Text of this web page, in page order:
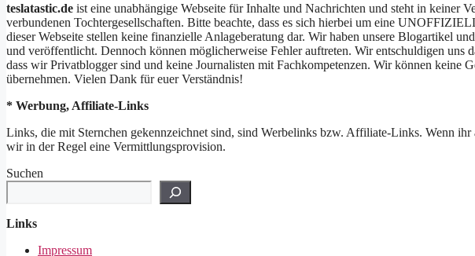
teslatastic.de ist eine unabhängige Webseite für Inhalte und Nachrichten und steht in keiner
verbundenen Tochtergesellschaften. Bitte beachte, dass es sich hierbei um eine
dieser Webseite stellen keine finanzielle Anlageberatung dar. Wir haben unsere Blogartikel
und veröffentlicht. Dennoch können möglicherweise Fehler auftreten. Wir entschuldigen uns
dass wir Privatblogger sind und keine Journalisten mit Fachkompetenzen. Wir können
übernehmen. Vielen Dank für euer Verständnis!
* Werbung, Affiliate-Links
Links, die mit Sternchen gekennzeichnet sind, sind Werbelinks bzw. Affiliate-Links. Wenn
wir in der Regel eine Vermittlungsprovision.
Suchen
Links
Impressum